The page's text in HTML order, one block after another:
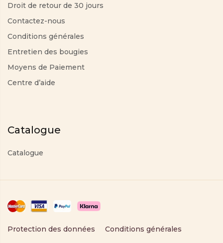
Droit de retour de 30 jours
Contactez-nous
Conditions générales
Entretien des bougies
Moyens de Paiement
Centre d’aide
Catalogue
Catalogue
Protection des données Conditions générales